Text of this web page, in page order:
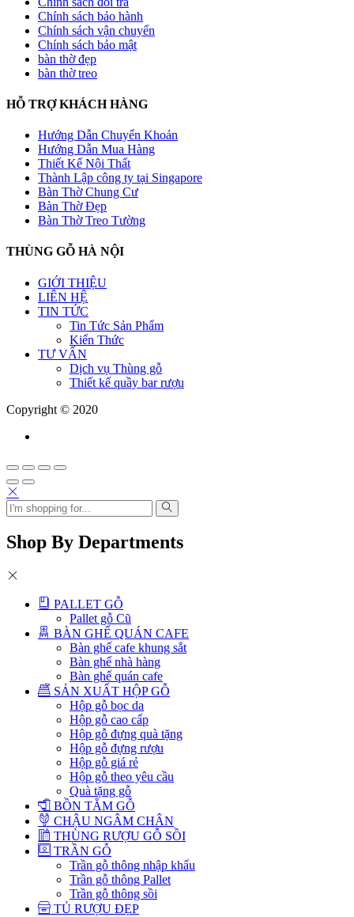
Chính sách bảo hành
Chính sách vận chuyển
Chính sách bảo mật
bàn thờ đẹp
bàn thờ treo
HỖ TRỢ KHÁCH HÀNG
Hướng Dẫn Chuyển Khoản
Hướng Dẫn Mua Hàng
Thiết Kế Nội Thất
Thành Lập công ty tại Singapore
Bàn Thờ Chung Cư
Bàn Thờ Đẹp
Bàn Thờ Treo Tường
THÙNG GỖ HÀ NỘI
GIỚI THIỆU
LIÊN HỆ
TIN TỨC
Tin Tức Sản Phẩm
Kiến Thức
TƯ VẤN
Dịch vụ Thùng gỗ
Thiết kế quầy bar rượu
Copyright © 2020
Shop By Departments
PALLET GỖ
Pallet gỗ Cũ
BÀN GHẾ QUÁN CAFE
Bàn ghế cafe khung sắt
Bàn ghế nhà hàng
Bàn ghế quán cafe
SẢN XUẤT HỘP GỖ
Hộp gỗ bọc da
Hộp gỗ cao cấp
Hộp gỗ đựng quà tặng
Hộp gỗ đựng rượu
Hộp gỗ giá rẻ
Hộp gỗ theo yêu cầu
Quà tặng gỗ
BỒN TẮM GỖ
CHẬU NGÂM CHÂN
THÙNG RƯỢU GỖ SỒI
TRẦN GỖ
Trần gỗ thông nhập khẩu
Trần gỗ thông Pallet
Trần gỗ thông sồi
TỦ RƯỢU ĐẸP